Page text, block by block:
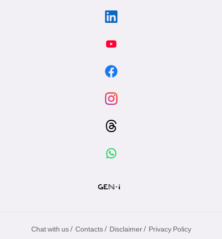
Chat with us / Contacts / Disclaimer / Privacy Policy